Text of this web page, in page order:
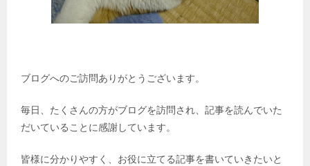
ブログへのご訪問ありがとうございます。
毎日、たくさんの方がブログを訪問され、記事を読んでいた
だいていることに感謝しています。
皆様に分かりやすく、お役に立てる記事を書いていきたいと